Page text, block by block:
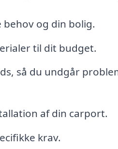
og din bolig.
til dit budget.
så du undgår
af din carport.
krav.